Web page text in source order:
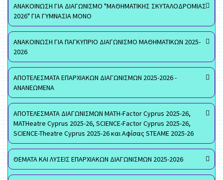
ΑΝΑΚΟΙΝΩΣΗ ΓΙΑ ΔΙΑΓΩΝΙΣΜΟ "ΜΑΘΗΜΑΤΙΚΗΣ ΣΚΥΤΑΛΟΔΡΟΜΙΑΣ
2026" ΓΙΑ ΓΥΜΝΑΣΙΑ ΜΟΝΟ
ΑΝΑΚΟΙΝΩΣΗ ΓΙΑ ΠΑΓΚΥΠΡΙΟ ΔΙΑΓΩΝΙΣΜΟ ΜΑΘΗΜΑΤΙΚΩΝ 2025-
2026
ΑΠΟΤΕΛΕΣΜΑΤΑ ΕΠΑΡΧΙΑΚΩΝ ΔΙΑΓΩΝΙΣΜΩΝ 2025-2026 -
ΑΝΑΝΕΩΜΕΝΑ
ΑΠΟΤΕΛΕΣΜΑΤΑ ΔΙΑΓΩΝΙΣΜΩΝ MATH-Factor Cyprus 2025-26,
MATHeatre Cyprus 2025-26, SCIENCE-Factor Cyprus 2025-26,
SCIENCE-Theatre Cyprus 2025-26 και Αφίσας STEAME 2025-26
ΘΕΜΑΤΑ ΚΑΙ ΛΥΣΕΙΣ ΕΠΑΡΧΙΑΚΩΝ ΔΙΑΓΩΝΙΣΜΩΝ 2025-2026